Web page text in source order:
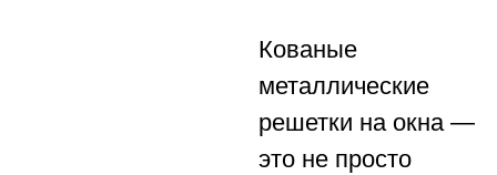
Кованые
металлические
решетки на окна —
это не просто